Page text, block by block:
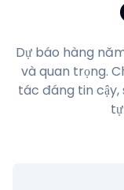
Dự báo hàng
và quan trọng.
tác đáng tin